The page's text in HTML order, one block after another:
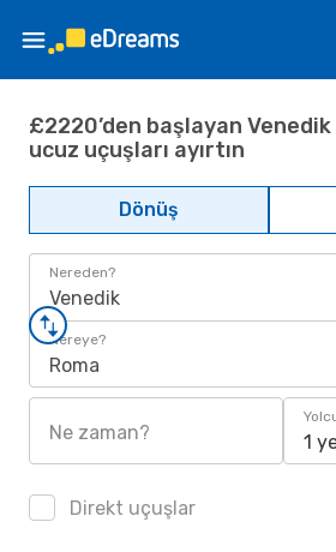
£2220’den başlayan Venedik
ucuz uçuşları ayırtın
Dönüş
Nereden?
Venedik
Nereye?
Roma
Ne zaman? 1
Direkt uçuşlar